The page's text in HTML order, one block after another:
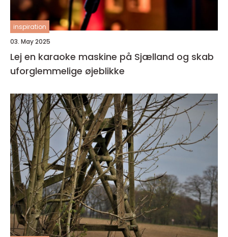
inspiration
03. May 2025
Lej en karaoke maskine på Sjælland og skab
uforglemmelige øjeblikke